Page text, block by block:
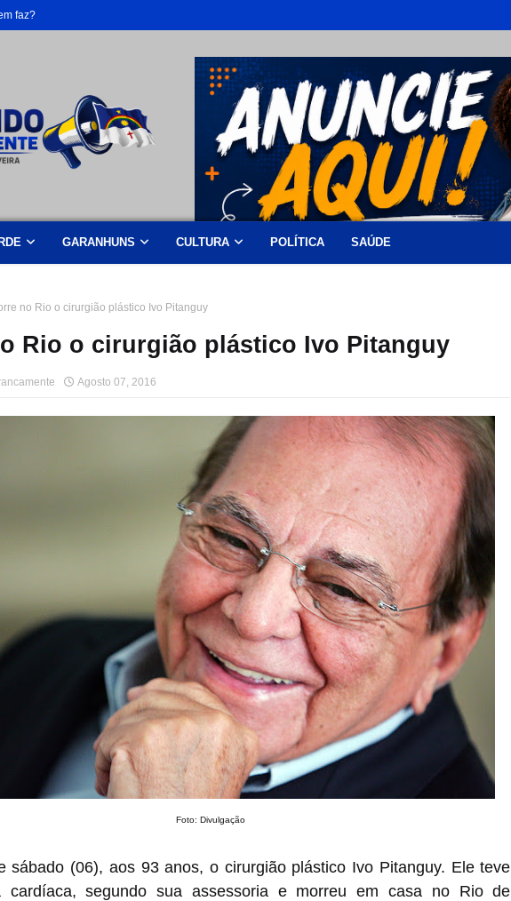
faz?
GARANHUNS CULTURA POLÍTICA SAÚDE
no Rio o cirurgião plástico Ivo Pitanguy
Rio o cirurgião plástico Ivo Pitanguy
Agosto 07, 2016
Foto: Divulgação
sábado (06), aos 93 anos, o cirurgião plástico Ivo Pitanguy. Ele teve
cardíaca, segundo sua assessoria e morreu em casa no Rio de